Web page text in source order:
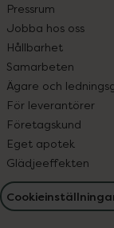
Pressrum
Jobba hos oss
Hållbarhet
Samarbeten
Ägare och
För leverantörer
Företagskund
Eget apotek
Glädjeeffekten